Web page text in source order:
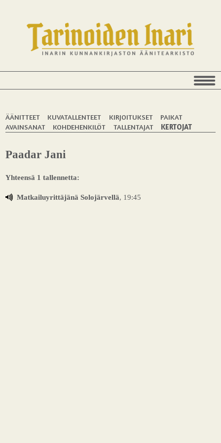
ÄÄNITTEET KUVATALLENTEET KIRJOITUKSET
PAIKAT
AVAINSANAT
KOHDEHENKILÖT TALLENTAJAT KERTOJAT
Paadar Jani
Yhteensä 1 tallennetta:
Matkailuyrittäjänä Solojärvellä, 19:45